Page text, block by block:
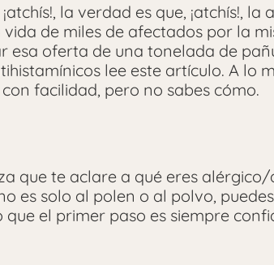
la verdad es que, ¡atchís!, la
de miles de afectados por la
esa oferta de una tonelada de
lee este artículo. A lo
con facilidad, pero no sabes cómo.
que te aclare a qué eres alérgico/
es solo al polen o al polvo,
que el primer paso es siempre